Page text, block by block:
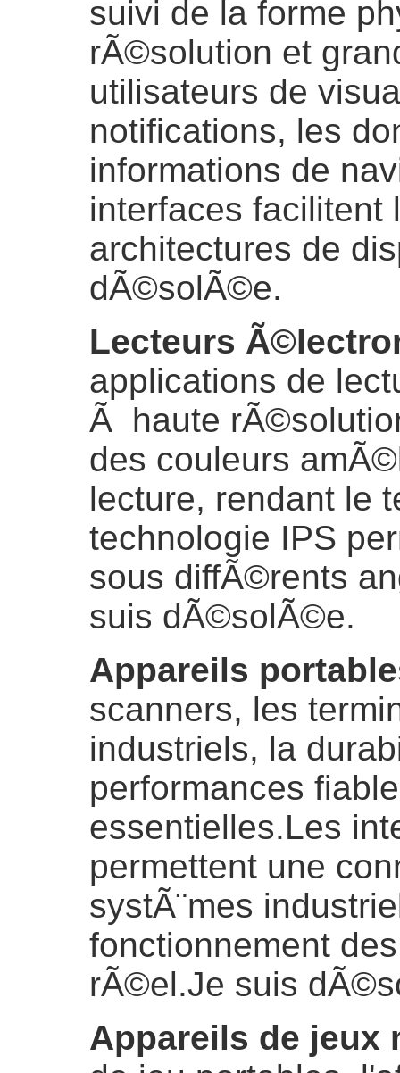
suivi de la forme
rÃ©solution et
utilisateurs de
notifications, les
informations de
interfaces
architectures de
dÃ©solÃ©e.
Lecteurs
applications de
Ã haute
des couleurs
lecture, rendant le
technologie IPS
sous diffÃ©rents
suis dÃ©solÃ©e.
Appareils
scanners, les
industriels, la
performances
essentielles.Les
permettent une
systÃ¨mes
fonctionnement
rÃ©el.Je suis
Appareils de jeux